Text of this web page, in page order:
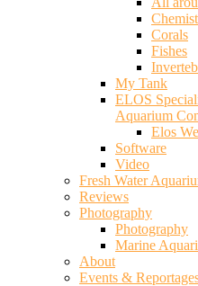
Corals
Fishes
My Tank
ELOS
Aquarium
Elos
Software
Video
Fresh Water
Reviews
Photography
Photography
Marine
About
Events &